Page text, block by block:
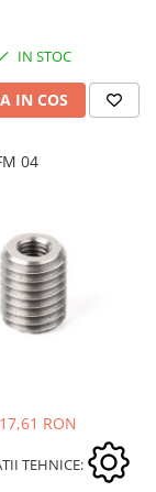
IN STOC
IN COS
04
RON
TEHNICE: